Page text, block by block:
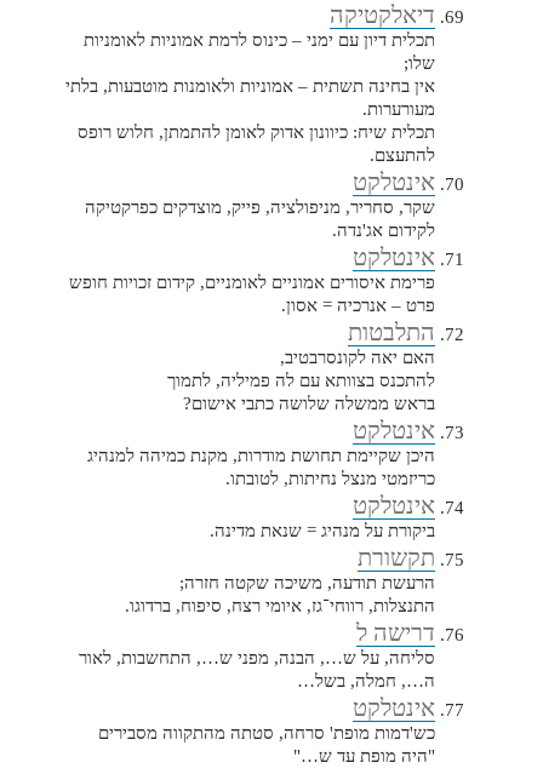
דיאלקטיקה
תכלית דיון עם ימני – כינוס לרמת אמוניות לאומניות
שלו;
אין בחינה תשתית – אמוניות ולאומנות מוטבעות, בלתי
מעורערות.
תכלית שיח: כיוונון אדוק לאומן להתמתן, חלוש רופס
להתעצם.
אינטלקט
שקר, סחריר, מניפולציה, פייק, מוצדקים כפרקטיקה
לקידום אג'נדה.
אינטלקט
פרימת איסורים אמוניים לאומניים, קידום זכויות חופש
פרט – אנרכיה = אסון.
התלבטות
האם יאה לקונסרבטיב,
להתכנס בצוותא עם לה פמיליה, לתמוך
בראש ממשלה שלושה כתבי אישום?
אינטלקט
היכן שקיימת תחושת מודרות, מקנת כמיהה למנהיג
כריזמטי מנצל נחיתות, לטובתו.
אינטלקט
ביקורת על מנהיג = שנאת מדינה.
תקשורת
הרעשת תודעה, משיכה שקטה חזרה;
התנצלות, רווחי־גז, איומי רצח, סיפוח, ברדוגו.
דרישה ל
סליחה, על ש…, הבנה, מפני ש…, התחשבות, לאור
ה…, חמלה, בשל…
אינטלקט
כש'דמות מופת' סרחה, סטתה מהתקווה מסבירים
"היה מופת עד ש…"